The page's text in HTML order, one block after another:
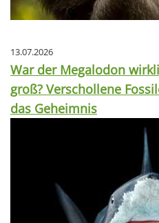
13.07.2026
War der Megalodon
groß? Verschollene
das Geheimnis